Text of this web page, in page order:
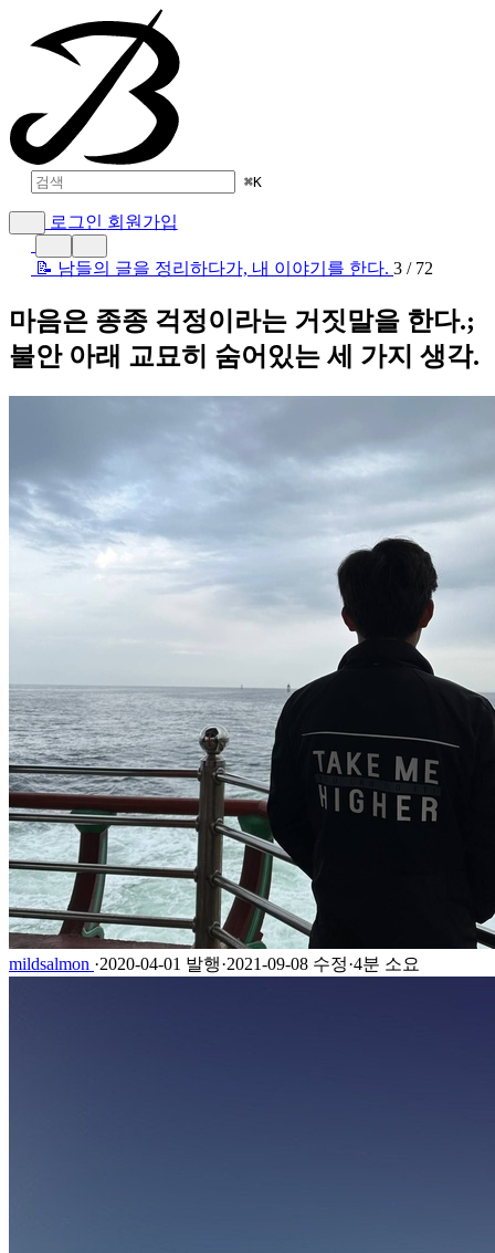
⌘K
로그인 회원가입
📝 남들의 글을 정리하다가, 내 이야기를 한다. 3 / 72
마음은 종종 걱정이라는 거짓말을 한다.;
불안 아래 교묘히 숨어있는 세 가지 생각.
mildsalmon ·2020-04-01 발행·2021-09-08 수정·4분 소요